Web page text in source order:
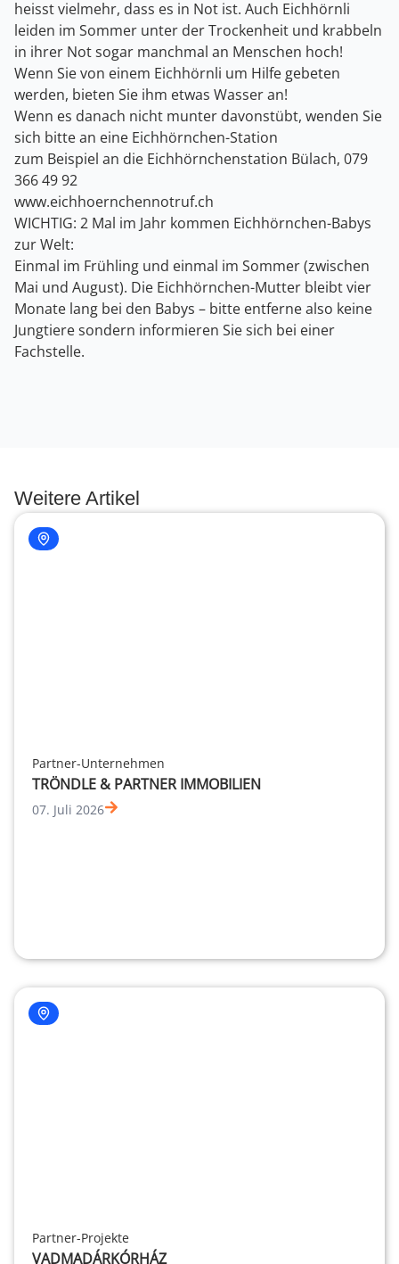
heisst vielmehr, dass es in Not ist. Auch Eichhörnli
leiden im Sommer unter der Trockenheit und krabbeln
in ihrer Not sogar manchmal an Menschen hoch!
Wenn Sie von einem Eichhörnli um Hilfe gebeten
werden, bieten Sie ihm etwas Wasser an!
Wenn es danach nicht munter davonstübt, wenden Sie
sich bitte an eine Eichhörnchen-Station
zum Beispiel an die Eichhörnchenstation Bülach, 079
366 49 92
www.eichhoernchennotruf.ch
WICHTIG: 2 Mal im Jahr kommen Eichhörnchen-Babys
zur Welt:
Einmal im Frühling und einmal im Sommer (zwischen
Mai und August). Die Eichhörnchen-Mutter bleibt vier
Monate lang bei den Babys – bitte entferne also keine
Jungtiere sondern informieren Sie sich bei einer
Fachstelle.
Weitere Artikel
Partner-Unternehmen
TRÖNDLE & PARTNER IMMOBILIEN
07. Juli 2026
Partner-Projekte
VADMADÁRKÓRHÁZ